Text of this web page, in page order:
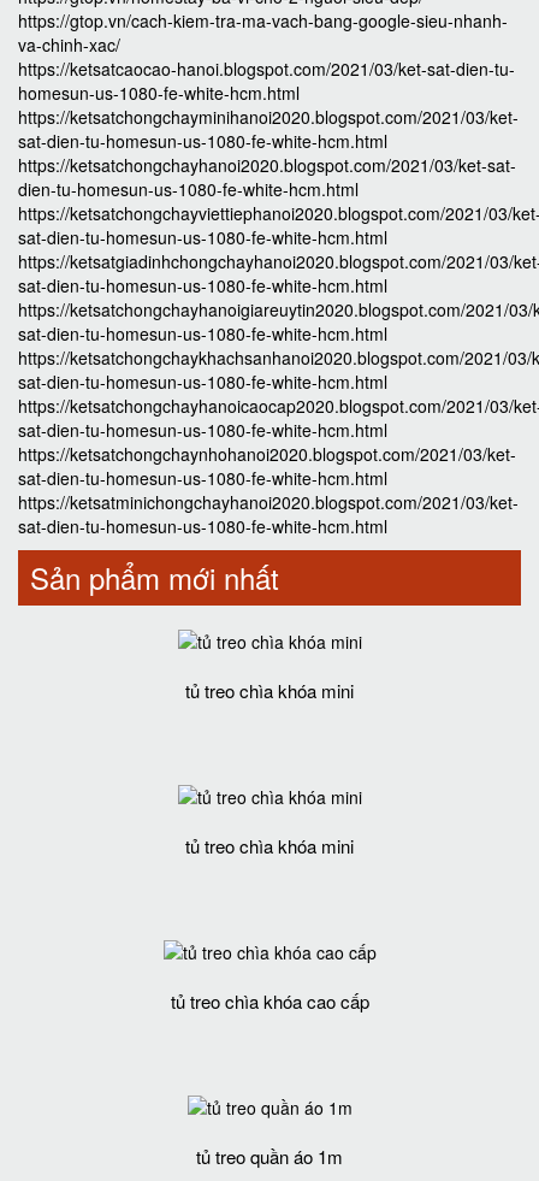
https://gtop.vn/cach-kiem-tra-ma-vach-bang-google-sieu-nhanh-
va-chinh-xac/
https://ketsatcaocao-hanoi.blogspot.com/2021/03/ket-sat-dien-tu-
homesun-us-1080-fe-white-hcm.html
https://ketsatchongchayminihanoi2020.blogspot.com/2021/03/ket-
sat-dien-tu-homesun-us-1080-fe-white-hcm.html
https://ketsatchongchayhanoi2020.blogspot.com/2021/03/ket-sat-
dien-tu-homesun-us-1080-fe-white-hcm.html
https://ketsatchongchayviettiephanoi2020.blogspot.com/2021/03/
sat-dien-tu-homesun-us-1080-fe-white-hcm.html
https://ketsatgiadinhchongchayhanoi2020.blogspot.com/2021/03/
sat-dien-tu-homesun-us-1080-fe-white-hcm.html
https://ketsatchongchayhanoigiareuytin2020.blogspot.com/2021/03/
sat-dien-tu-homesun-us-1080-fe-white-hcm.html
https://ketsatchongchaykhachsanhanoi2020.blogspot.com/2021/03/
sat-dien-tu-homesun-us-1080-fe-white-hcm.html
https://ketsatchongchayhanoicaocap2020.blogspot.com/2021/03/
sat-dien-tu-homesun-us-1080-fe-white-hcm.html
https://ketsatchongchaynhohanoi2020.blogspot.com/2021/03/ket-
sat-dien-tu-homesun-us-1080-fe-white-hcm.html
https://ketsatminichongchayhanoi2020.blogspot.com/2021/03/ket-
sat-dien-tu-homesun-us-1080-fe-white-hcm.html
Sản phẩm mới nhất
tủ treo chìa khóa mini
tủ treo chìa khóa mini
tủ treo chìa khóa cao cấp
tủ treo quần áo 1m